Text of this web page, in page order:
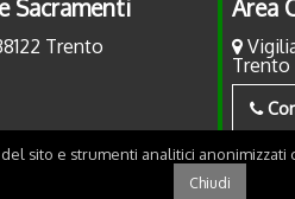
Sacramenti
Trento
Area
Trento
sito e strumenti analitici
Chiudi